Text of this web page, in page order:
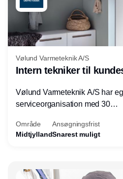
Vølund Varmeteknik A/S
Intern tekniker til
Vølund Varmeteknik A/S har
serviceorganisation med 30
søger nu endnu en teknisk
gang til kundesupport på
Område
Midtjylland
Ansøgningsfrist
Snarest muligt
Annonce